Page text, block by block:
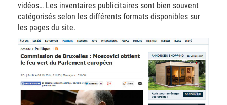
vidéos… Les inventaires publicitaires sont bien souvent
catégorisés selon les différents formats disponibles sur
les pages du site.